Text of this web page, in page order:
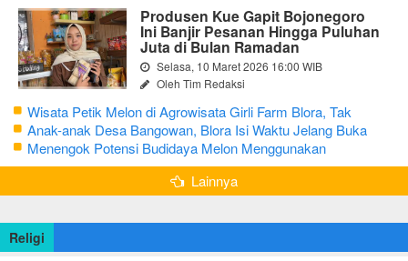
Produsen Kue Gapit Bojonegoro
Ini Banjir Pesanan Hingga Puluhan
Juta di Bulan Ramadan
Selasa, 10 Maret 2026 16:00 WIB
Oleh Tim Redaksi
Wisata Petik Melon di Agrowisata Girli Farm Blora, Tak
Sampai 5 Hari Sudah Ludes Terjual
Anak-anak Desa Bangowan, Blora Isi Waktu Jelang Buka
Puasa dengan Latihan Gamelan
Menengok Potensi Budidaya Melon Menggunakan
Greenhouse di Bojonegoro
Lainnya
Religi